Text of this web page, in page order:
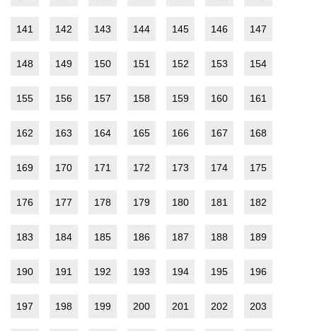
141 142 143 144 145 146 147
148 149 150 151 152 153 154
155 156 157 158 159 160 161
162 163 164 165 166 167 168
169 170 171 172 173 174 175
176 177 178 179 180 181 182
183 184 185 186 187 188 189
190 191 192 193 194 195 196
197 198 199 200 201 202 203